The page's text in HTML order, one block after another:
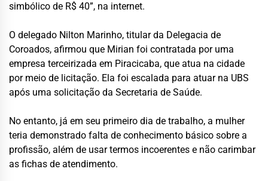
simbólico de R$ 40”, na internet.
O delegado Nilton Marinho, titular da Delegacia de
Coroados, afirmou que Mirian foi contratada por uma
empresa terceirizada em Piracicaba, que atua na cidade
por meio de licitação. Ela foi escalada para atuar na UBS
após uma solicitação da Secretaria de Saúde.
No entanto, já em seu primeiro dia de trabalho, a mulher
teria demonstrado falta de conhecimento básico sobre a
profissão, além de usar termos incoerentes e não carimbar
as fichas de atendimento.